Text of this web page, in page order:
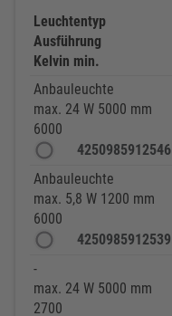
Leuchtentyp
Ausführung
Kelvin min.
Anbauleuchte
max. 24 W 5000 mm
6000
4250985912546
Anbauleuchte
max. 5,8 W 1200 mm
6000
4250985912539
-
max. 24 W 5000 mm
2700